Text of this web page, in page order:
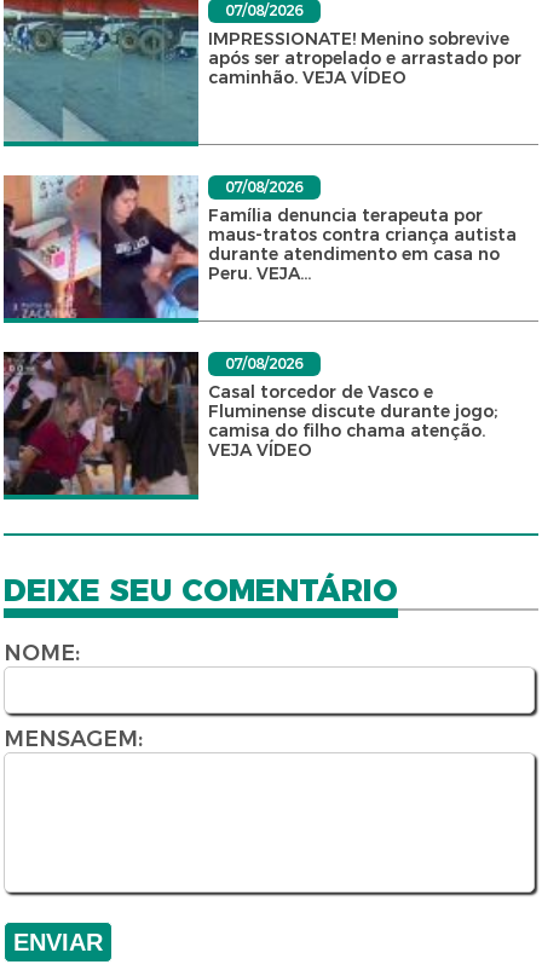
07/08/2026
IMPRESSIONATE! Menino sobrevive
após ser atropelado e arrastado por
caminhão. VEJA VÍDEO
07/08/2026
Família denuncia terapeuta por
maus-tratos contra criança autista
durante atendimento em casa no
Peru. VEJA...
07/08/2026
Casal torcedor de Vasco e
Fluminense discute durante jogo;
camisa do filho chama atenção.
VEJA VÍDEO
DEIXE SEU COMENTÁRIO
NOME:
MENSAGEM: